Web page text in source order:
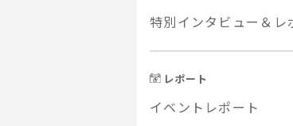
特別インタビュー＆レ
レポート
イベントレポート